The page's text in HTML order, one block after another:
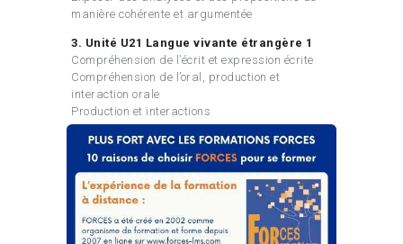
manière cohérente et argumentée
3. Unité U21 Langue vivante étrangère 1
Compréhension de l’écrit et expression écrite
Compréhension de l’oral, production et
interaction orale
Production et interactions